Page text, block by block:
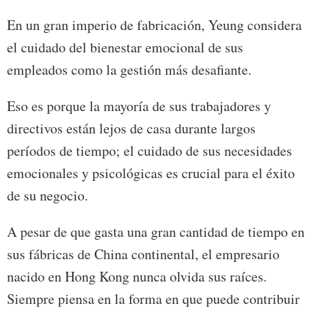
En un gran imperio de fabricación, Yeung considera
el cuidado del bienestar emocional de sus
empleados como la gestión más desafiante.
Eso es porque la mayoría de sus trabajadores y
directivos están lejos de casa durante largos
períodos de tiempo; el cuidado de sus necesidades
emocionales y psicológicas es crucial para el éxito
de su negocio.
A pesar de que gasta una gran cantidad de tiempo en
sus fábricas de China continental, el empresario
nacido en Hong Kong nunca olvida sus raíces.
Siempre piensa en la forma en que puede contribuir